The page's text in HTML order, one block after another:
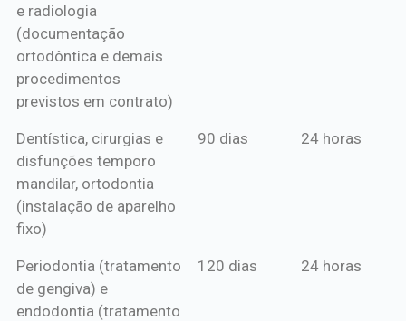
e radiologia
(documentação
ortodôntica e demais
procedimentos
previstos em contrato)
Dentística, cirurgias e
disfunções temporo
mandilar, ortodontia
(instalação de aparelho
fixo)
90 dias 24 horas
Periodontia (tratamento
de gengiva) e
endodontia (tratamento
120 dias 24 horas